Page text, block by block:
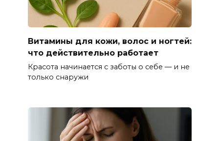
Витамины для кожи, волос и ногтей:
что действительно работает
Красота начинается с заботы о себе — и не
только снаружи